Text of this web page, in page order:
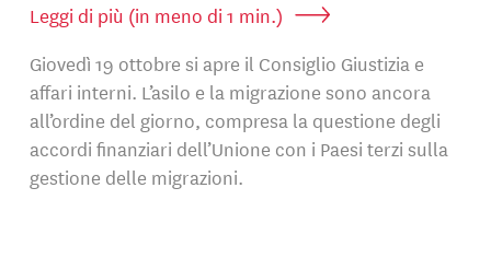
Leggi di più (in meno di 1 min.)
Giovedì 19 ottobre si apre il Consiglio Giustizia e
affari interni. L’asilo e la migrazione sono ancora
all’ordine del giorno, compresa la questione degli
accordi finanziari dell’Unione con i Paesi terzi sulla
gestione delle migrazioni.